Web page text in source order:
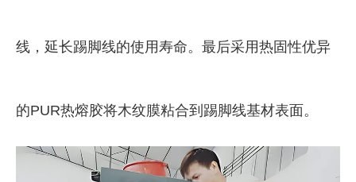
线，延长踢脚线的使用寿命。最后采用热固性优异
的PUR热熔胶将木纹膜粘合到踢脚线基材表面。